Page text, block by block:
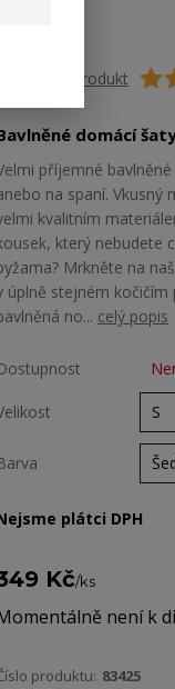
produkt
domácí
příjemné
na spaní. Vkusný
kvalitním
který nebudete
Mrkněte na
úplně stejném
no... celý popis
plátci DPH
Kč/ks
není k
produktu: 83425